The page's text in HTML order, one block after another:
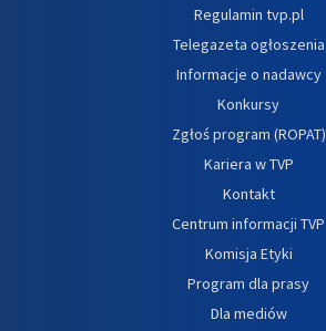
Regulamin tvp.pl
Telegazeta ogłoszenia
Informacje o nadawcy
Konkursy
Zgłoś program (ROPAT)
Kariera w TVP
Kontakt
Centrum informacji TVP
Komisja Etyki
Program dla prasy
Dla mediów